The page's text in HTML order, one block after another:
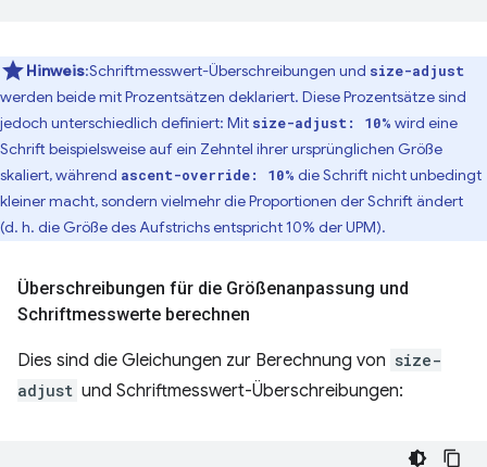
Hinweis:Schriftmesswert-Überschreibungen und size-adjust
werden beide mit Prozentsätzen deklariert. Diese Prozentsätze sind
jedoch unterschiedlich definiert: Mit size-adjust: 10% wird eine
Schrift beispielsweise auf ein Zehntel ihrer ursprünglichen Größe
skaliert, während ascent-override: 10% die Schrift nicht unbedingt
kleiner macht, sondern vielmehr die Proportionen der Schrift ändert
(d. h. die Größe des Aufstrichs entspricht 10% der UPM).
Überschreibungen für die Größenanpassung und
Schriftmesswerte berechnen
Dies sind die Gleichungen zur Berechnung von size-
adjust und Schriftmesswert-Überschreibungen: